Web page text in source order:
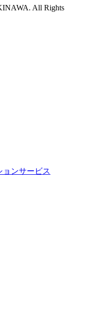
All Rights
ョンサービス